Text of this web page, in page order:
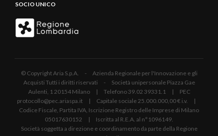
SOCIO UNICO
© Copyright Aria S.p.A. - Azienda Regionale per l'Innovazione e gli
Acquisti Tutti i diritti riservati - Società unipersonale Piazza Gae
Aulenti, 1 20154 Milano | Telefono 39.02 39331.1 | PEC
protocollo@pec.ariaspa.it | Capitale sociale 25.000.000,00 € i.v. |
Codice Fiscale, Partita IVA, Iscrizione Registro delle Imprese di Milano
05017630152 | Iscritta al R.E.A. al n°1096149.
Società soggetta a direzione e coordinamento da parte della Regione